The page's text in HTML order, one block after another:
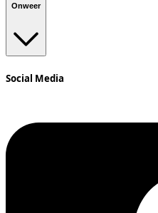
Onweer
Social Media